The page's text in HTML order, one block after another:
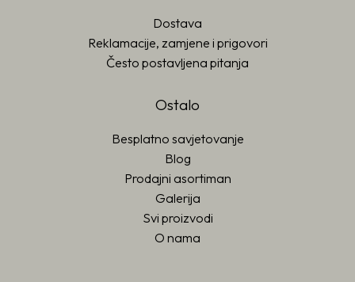
Dostava
Reklamacije, zamjene i prigovori
Često postavljena pitanja
Ostalo
Besplatno savjetovanje
Blog
Prodajni asortiman
Galerija
Svi proizvodi
O nama